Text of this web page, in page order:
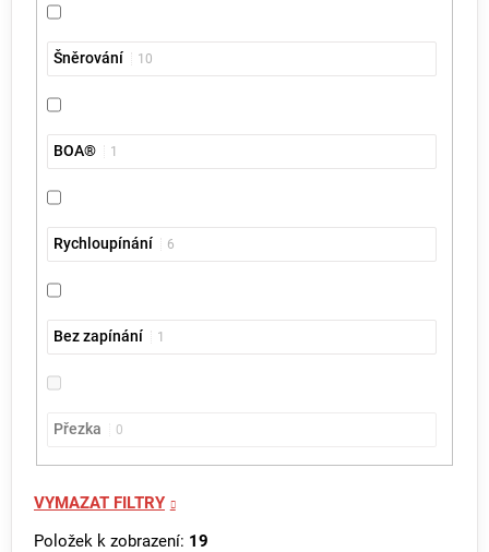
Šněrování 10
BOA® 1
Rychloupínání 6
Bez zapínání 1
Přezka 0
VYMAZAT FILTRY
Položek k zobrazení: 19